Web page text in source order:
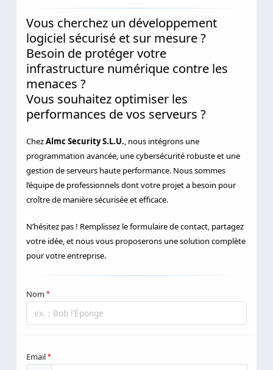
Vous cherchez un développement
logiciel sécurisé et sur mesure ?
Besoin de protéger votre
infrastructure numérique contre les
menaces ?
Vous souhaitez optimiser les
performances de vos serveurs ?
ChezAlmc Security S.L.U., nous intégrons une
programmation avancée, une cybersécurité robuste et une
gestion de serveurs haute performance. Nous sommes
l’équipe de professionnels dont votre projet a besoin pour
croître de manière sécurisée et efficace.
N’hésitez pas ! Remplissez le formulaire de contact, partagez
votre idée, et nous vous proposerons une solution complète
pour votre entreprise.
Nom *
Email *